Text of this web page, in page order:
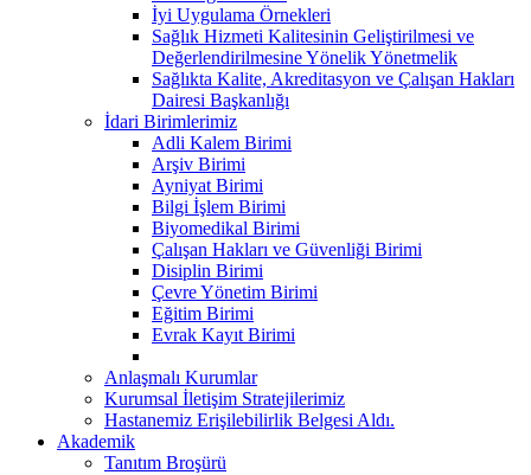
İyi Uygulama Örnekleri
Sağlık Hizmeti Kalitesinin Geliştirilmesi ve
Değerlendirilmesine Yönelik Yönetmelik
Sağlıkta Kalite, Akreditasyon ve Çalışan Hakları
Dairesi Başkanlığı
İdari Birimlerimiz
Adli Kalem Birimi
Arşiv Birimi
Ayniyat Birimi
Bilgi İşlem Birimi
Biyomedikal Birimi
Çalışan Hakları ve Güvenliği Birimi
Disiplin Birimi
Çevre Yönetim Birimi
Eğitim Birimi
Evrak Kayıt Birimi
Anlaşmalı Kurumlar
Kurumsal İletişim Stratejilerimiz
Hastanemiz Erişilebilirlik Belgesi Aldı.
Akademik
Tanıtım Broşürü